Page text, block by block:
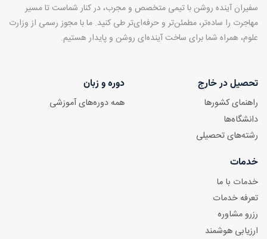
سفیران آینده روشن با تیمی متخصص و مجرب، در کنار شماست تا مسیر
مهاجرت را ساده‌تر، مطمئن‌تر و حرفه‌ای‌تر طی کنید. ما با مجوز رسمی از وزارت
علوم، همراه شما برای ساخت آینده‌ای روشن و پایدار هستیم.
تحصیل در خارج
راهنمای کشورها
دانشگاه‌ها
رشته‌های تحصیلی
دوره و زبان
همه دوره‌های آموزشی
خدمات
خدمات با ما
تعرفه خدمات
رزرو مشاوره
ارزیابی هوشمند